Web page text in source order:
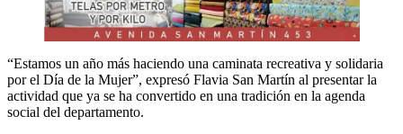
“Estamos un año más haciendo una caminata recreativa y solidaria
por el Día de la Mujer”, expresó Flavia San Martín al presentar la
actividad que ya se ha convertido en una tradición en la agenda
social del departamento.